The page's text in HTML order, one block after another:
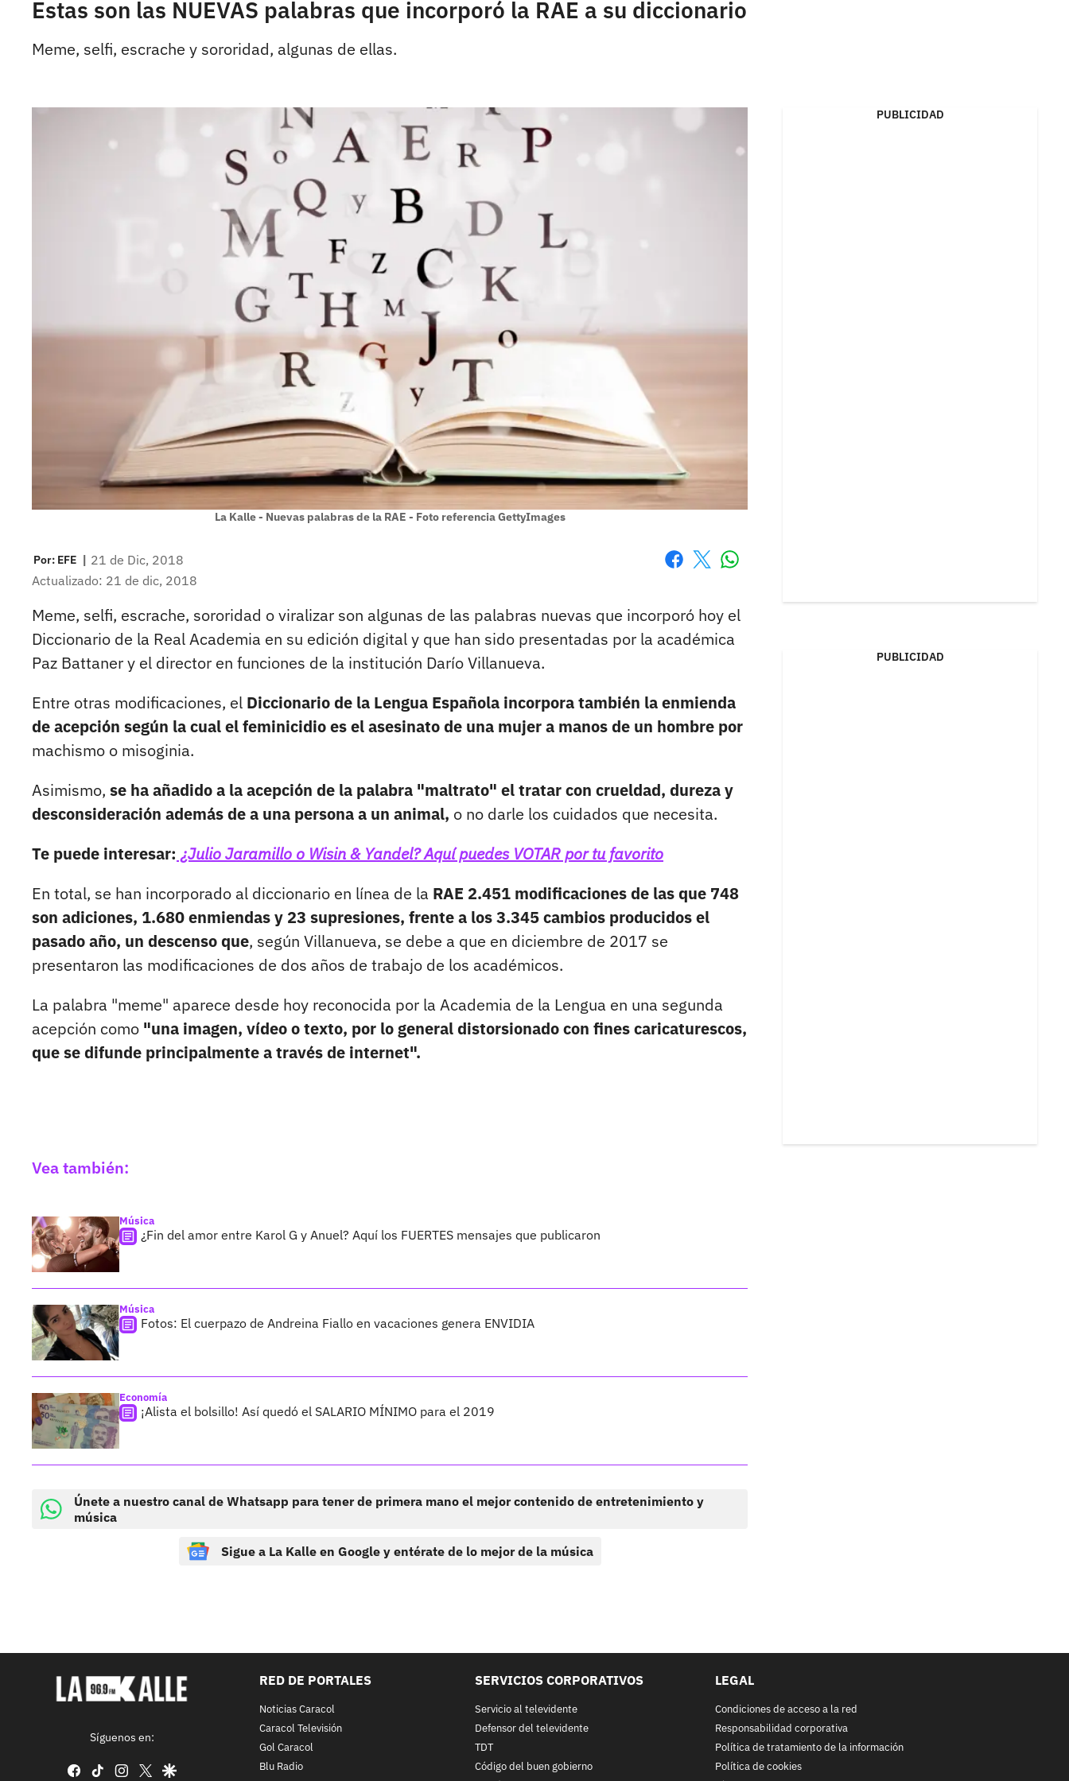
Estas son las NUEVAS palabras que incorporó la RAE a su diccionario
Meme, selfi, escrache y sororidad, algunas de ellas.
La Kalle - Nuevas palabras de la RAE - Foto referencia GettyImages
Por: EFE | 21 de Dic, 2018
Actualizado: 21 de dic, 2018
Meme, selfi, escrache, sororidad o viralizar son algunas de las palabras nuevas que incorporó hoy el
Diccionario de la Real Academia en su edición digital y que han sido presentadas por la académica
Paz Battaner y el director en funciones de la institución Darío Villanueva.
Entre otras modificaciones, el Diccionario de la Lengua Española incorpora también la enmienda
de acepción según la cual el feminicidio es el asesinato de una mujer a manos de un hombre por
machismo o misoginia.
Asimismo, se ha añadido a la acepción de la palabra "maltrato" el tratar con crueldad, dureza y
desconsideración además de a una persona a un animal, o no darle los cuidados que necesita.
Te puede interesar: ¿Julio Jaramillo o Wisin & Yandel? Aquí puedes VOTAR por tu favorito
En total, se han incorporado al diccionario en línea de la RAE 2.451 modificaciones de las que 748
son adiciones, 1.680 enmiendas y 23 supresiones, frente a los 3.345 cambios producidos el
pasado año, un descenso que, según Villanueva, se debe a que en diciembre de 2017 se
presentaron las modificaciones de dos años de trabajo de los académicos.
La palabra "meme" aparece desde hoy reconocida por la Academia de la Lengua en una segunda
acepción como "una imagen, vídeo o texto, por lo general distorsionado con fines caricaturescos,
que se difunde principalmente a través de internet".
Vea también:
Música
¿Fin del amor entre Karol G y Anuel? Aquí los FUERTES mensajes que publicaron
Música
Fotos: El cuerpazo de Andreina Fiallo en vacaciones genera ENVIDIA
Economía
¡Alista el bolsillo! Así quedó el SALARIO MÍNIMO para el 2019
Únete a nuestro canal de Whatsapp para tener de primera mano el mejor contenido de entretenimiento y
música
Sigue a La Kalle en Google y entérate de lo mejor de la música
PUBLICIDAD
PUBLICIDAD
Síguenos en:
facebook
tiktok instagram
twittergoogle
RED DE PORTALES
Noticias Caracol
Caracol Televisión
Gol Caracol
Blu Radio
SERVICIOS CORPORATIVOS
Servicio al televidente
Defensor del televidente
TDT
Código del buen gobierno
LEGAL
Condiciones de acceso a la red
Responsabilidad corporativa
Política de tratamiento de la información
Política de cookies